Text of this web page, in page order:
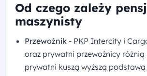
Od czego zależy
maszynisty
Przewoźnik - PKP Intercity i
oraz prywatni przewoźnicy
prywatni kuszą wyższą